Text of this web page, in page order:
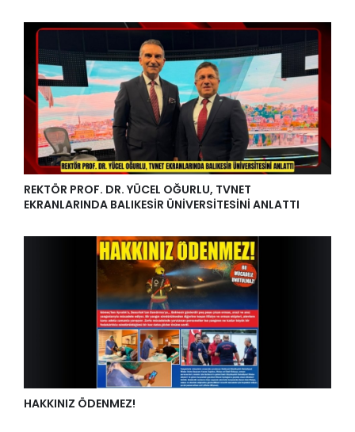
REKTÖR PROF. DR. YÜCEL OĞURLU, TVNET
EKRANLARINDA BALIKESİR ÜNİVERSİTESİNİ ANLATTI
HAKKINIZ ÖDENMEZ!